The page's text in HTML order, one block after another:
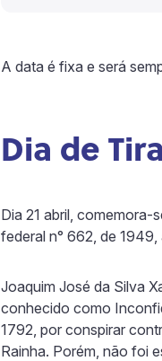
A data é fixa e será
Dia de
Dia 21 abril, comemora-
federal n° 662, de
Joaquim José da Silva
conhecido como
1792, por conspirar
Rainha. Porém, não foi